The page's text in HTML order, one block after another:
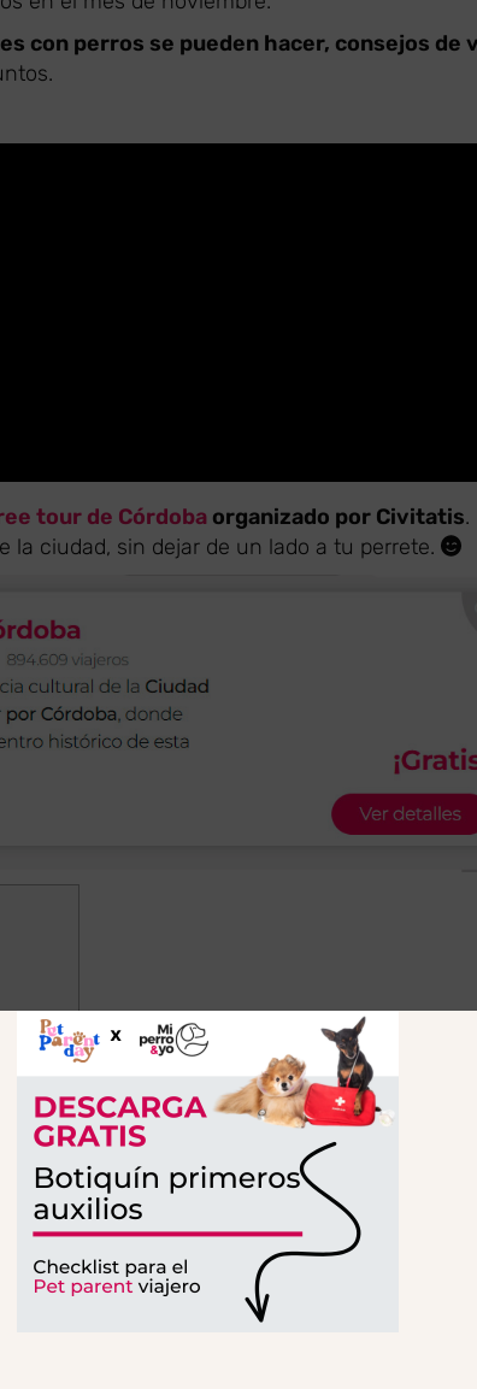
con perros se pueden hacer, consejos de
tour de Córdoba organizado por Civitatis.
la ciudad, sin dejar de un lado a tu perrete.
andaluz.
romana, pero alcanzó su apogeo durante